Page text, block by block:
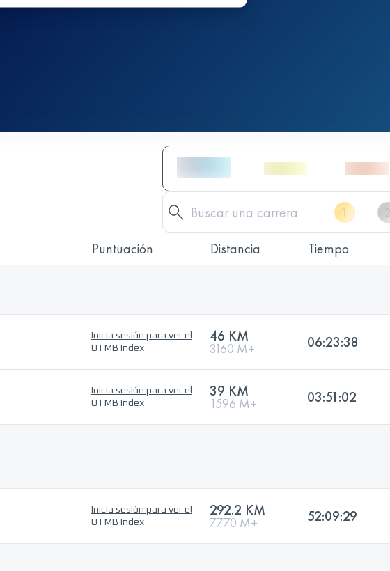
Puntuación Distancia Tiempo
Inicia sesión para ver el
UTMB Index
46 KM
3160 M+ 06:23:38
Inicia sesión para ver el
UTMB Index
39 KM
1596 M+ 03:51:02
Inicia sesión para ver el
UTMB Index
292.2 KM
7770 M+ 52:09:29